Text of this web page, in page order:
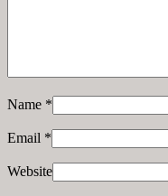
Name *
Email *
Website